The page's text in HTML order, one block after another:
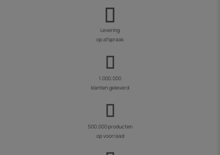
Levering
op afspraak
1.000.000
klanten geleverd
500.000 producten
op voorraad